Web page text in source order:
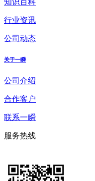
知识百科
行业资讯
公司动态
关于一瞬
公司介绍
合作客户
联系一瞬
服务热线